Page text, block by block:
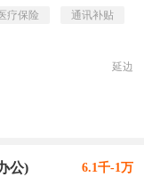
疗保险
通讯补贴
延边
公) 6.1千-1万